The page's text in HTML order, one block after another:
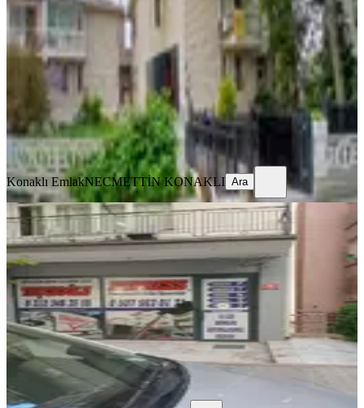
Yenimahalle, Uğur Mumcu Mahallesi
5+ Oda
180 m² Villa tipi·14.05.2026
76.000 ₺
Konaklı EmlakNECMETTİN KONAKLI
Ara
Konaklı EmlakNECMETTİN KONAKLI Ara
Demetgul De Kıralık Ofıs
Yenimahalle, Demetgül Mahallesi
2 Oda·55 m²·Düz Giriş (Zemin)·
20.000 ₺
Cem Gayrimenkul Zühal başal